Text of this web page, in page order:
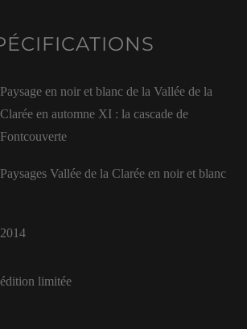
Paysage en noir et blanc de la Vallée de la
Clarée en automne XI : la cascade de
Fontcouverte
Paysages Vallée de la Clarée en noir et blanc
2014
édition limitée